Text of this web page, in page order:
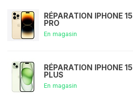
RÉPARATION IPHONE 15
PRO
En magasin
RÉPARATION IPHONE 15
PLUS
En magasin